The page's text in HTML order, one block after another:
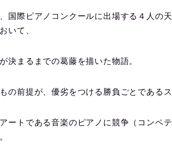
国際ピアノコンクールに出場する４人の天
いて、
決まるまでの葛藤を描いた物語。
の前提が、優劣をつける勝負ごとである
ートである音楽のピアノに競争（コンペ